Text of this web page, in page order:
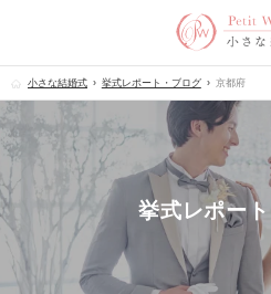
小さな結婚式 挙式レポート・ブログ 京都府
挙式レポー